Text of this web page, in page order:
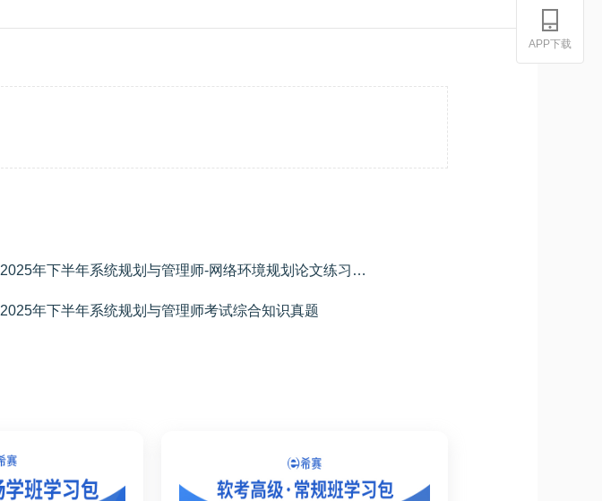
2025年下半年系统规划与管理师-网络环境规划论文练习学员专用
2025年下半年系统规划与管理师考试综合知识真题
APP下载